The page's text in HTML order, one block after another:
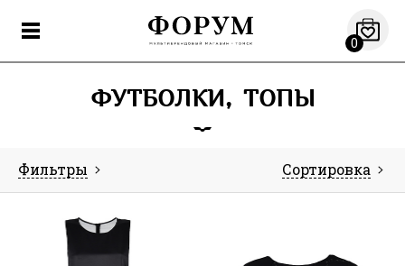
0
ФУТБОЛКИ, ТОПЫ
Фильтры Сортировка